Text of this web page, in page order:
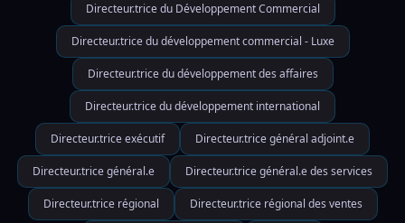
Directeur.trice du Développement Commercial
Directeur.trice du développement commercial - Luxe
Directeur.trice du développement des affaires
Directeur.trice du développement international
Directeur.trice exécutif Directeur.trice général adjoint.e
Directeur.trice général.e Directeur.trice général.e des services
Directeur.trice régional Directeur.trice régional des ventes